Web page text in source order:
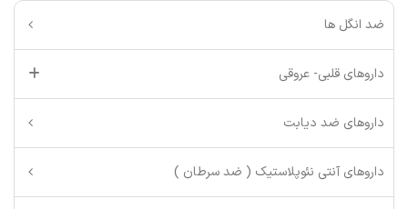
ضد انگل ها
داروهای قلبی- عروقی
داروهای ضد دیابت
داروهای آنتی نئوپلاستیک ( ضد سرطان )